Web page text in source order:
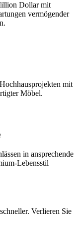
Dollar mit
vermögender
mit
Möbel.
in ansprechende
Lebensstil
Verlieren Sie